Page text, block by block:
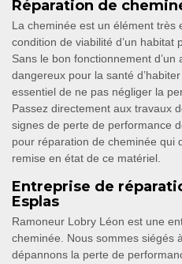
Réparation de
La cheminée est un élément très
condition de viabilité d’un habitat
Sans le bon fonctionnement
dangereux pour la santé
essentiel de ne pas négliger la
Passez directement aux travaux
signes de perte de performance
pour réparation de cheminée qui
remise en état de ce matériel.
Entreprise de
Esplas
Ramoneur Lobry Léon est une
cheminée. Nous sommes siégés
dépannons la perte de